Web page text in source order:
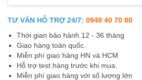
TƯ VẤN HỖ TRỢ 24/7: 0948 40 70 80
Thời gian bảo hành 12 - 36 tháng
Giao hàng toàn quốc.
Miễn phí giao hàng HN và HCM
Hỗ trợ test hàng trước khi mua.
Miễn phí giao hàng với số lượng lớn